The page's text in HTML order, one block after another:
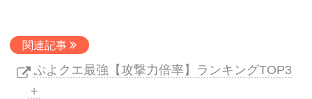
関連記事
ぷよクエ最強【攻撃力倍率】ランキングTOP3
＋